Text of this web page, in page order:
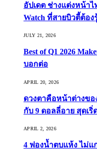
อัปเดต ช่างแต่งหน้าไ
Watch ที่สายบิวตี้ต้อง
JULY 21, 2026
Best of Q1 2026
บอกต่อ
APRIL 20, 2026
ดวงตาคือหน้าต่างข
กับ 9 ดอลลี่อาย สุดเริ่
APRIL 2, 2026
4 ฟองน้ำตบแห้ง ไม่